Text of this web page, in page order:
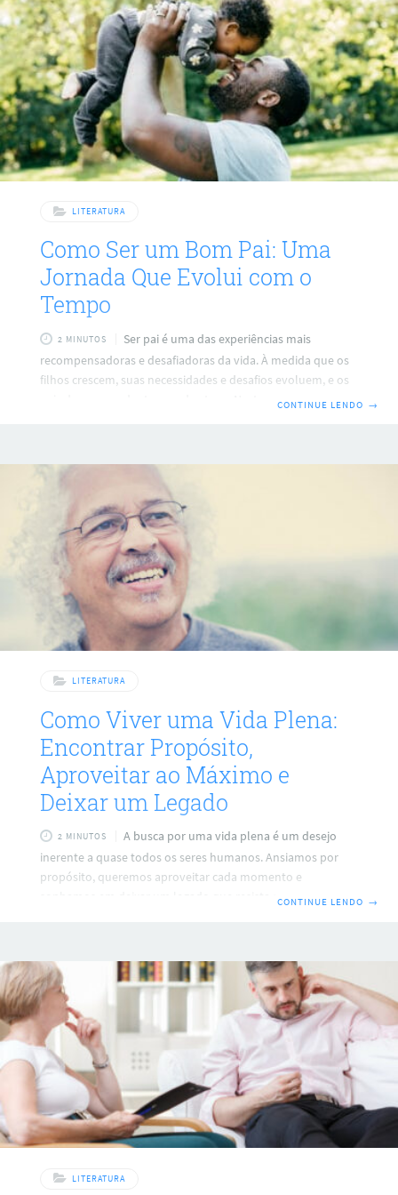
pode considerar em sua própria busca pelo sentido da vida:
Autoconhecimento Antes de tudo, é essencial conhecer a si
mesmo.
LITERATURA
Como Ser um Bom Pai: Uma
Jornada Que Evolui com o
Tempo
2 MINUTOS
Ser pai é uma das experiências mais
recompensadoras e desafiadoras da vida. À medida que os
filhos crescem, suas necessidades e desafios evoluem, e os
pais devem se adaptar a cada etapa. Neste artigo,
seu filho. Brinque, leia e participe ativamente de suas
atividades diárias. Sua presença física e emocional é
essencial para
CONTINUE LENDO →
LITERATURA
Como Viver uma Vida Plena:
Encontrar Propósito,
Aproveitar ao Máximo e
Deixar um Legado
2 MINUTOS
A busca por uma vida plena é um desejo
inerente a quase todos os seres humanos. Ansiamos por
propósito, queremos aproveitar cada momento e
sonhamos em deixar um legado que resista ao teste do
à vida. Ele atua como uma bússola, direcionando-nos e
motivando-nos em nossa jornada diária. Aqui estão
algumas etapas para ajudá-lo a descobrir o
CONTINUE LENDO →
LITERATURA